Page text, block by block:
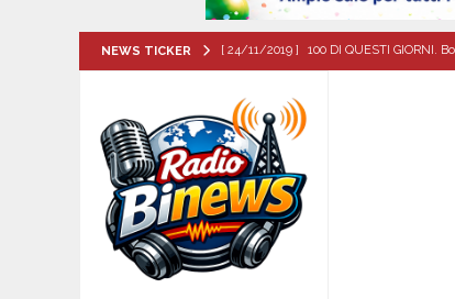
NEWS TICKER [ 24/11/2019 ] 100 DI QUESTI GIORNI.
[ 06/08/2026 ] Mugnano, torna “Una
ATTUALITA'
[ 06/08/2026 ] Baiano festeggia i 90
famiglia.
[ 06/08/2026 ]